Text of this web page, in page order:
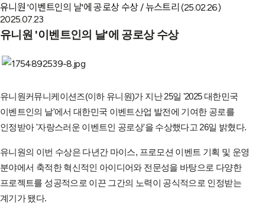
유니원 '이벤트인의 날'에 공로상 수상 / 뉴스트리 (25.02.26)
2025.07.23
유니원 '이벤트인의 날'에 공로상 수상
유니원커뮤니케이션즈(이하 유니원)가 지난 25일 '2025 대한민국
이벤트인의 날'에서 대한민국 이벤트산업 발전에 기여한 공로를
인정받아 '자랑스러운 이벤트인 공로상'을 수상했다고 26일 밝혔다.
유니원의 이번 수상은 다년간 마이스, 프로모션 이벤트 기획 및 운영
분야에서 축적한 혁신적인 아이디어와 전문성을 바탕으로 다양한
프로젝트를 성공적으로 이끈 그간의 노력이 공식적으로 인정받는
계기가 됐다.